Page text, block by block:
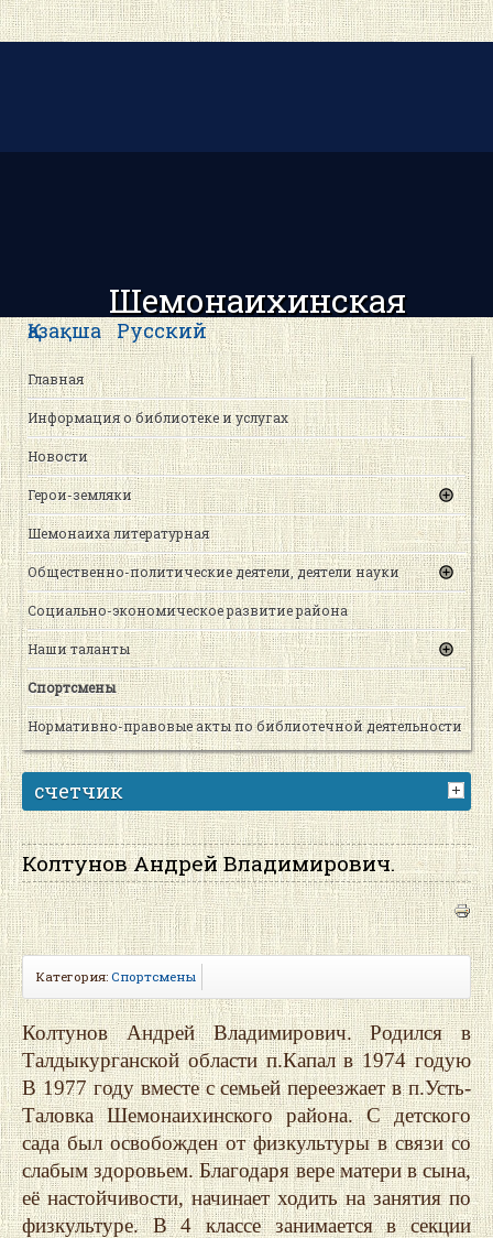
Шемонаихинская
центральная районная
библиотека
Қазақша Русский
Главная
Информация о библиотеке и услугах
Новости
Герои-земляки
Шемонаиха литературная
Общественно-политические деятели, деятели науки
Социально-экономическое развитие района
Наши таланты
Спортсмены
Нормативно-правовые акты по библиотечной деятельности
счетчик
Колтунов Андрей Владимирович.
Категория: Спортсмены
Колтунов Андрей Владимирович. Родился в
Талдыкурганской области п.Капал в 1974 годую
В 1977 году вместе с семьей переезжает в п.Усть-
Таловка Шемонаихинского района. С детского
сада был освобожден от физкультуры в связи со
слабым здоровьем. Благодаря вере матери в сына,
её настойчивости, начинает ходить на занятия по
физкультуре. В 4 классе занимается в секции